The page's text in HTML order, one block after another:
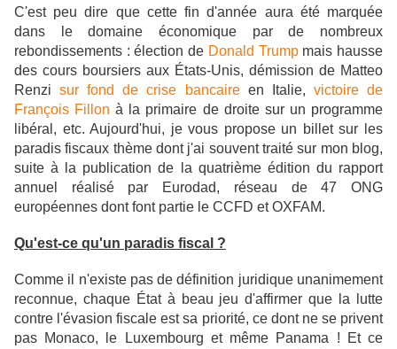
C'est peu dire que cette fin d'année aura été marquée
dans le domaine économique par de nombreux
rebondissements : élection de Donald Trumpmais hausse
des cours boursiers aux États-Unis, démission de Matteo
Renzisur fond de crise bancaireen Italie, victoire de
François Fillon à la primaire de droite sur un programme
libéral, etc.Aujourd'hui, je vous propose un billet sur les
paradis fiscaux thème dont j'ai souvent traité sur mon blog,
suite à la publication de la quatrième édition du rapport
annuel réalisé par Eurodad, réseau de 47 ONG
européennes dont font partie le CCFD et OXFAM.
Qu'est-ce qu'un paradis fiscal ?
Comme il n'existe pas de définition juridique unanimement
reconnue, chaque État à beau jeu d'affirmer que la lutte
contre l'évasion fiscale est sa priorité, ce dont ne se privent
pas Monaco, le Luxembourg et même Panama ! Et ce